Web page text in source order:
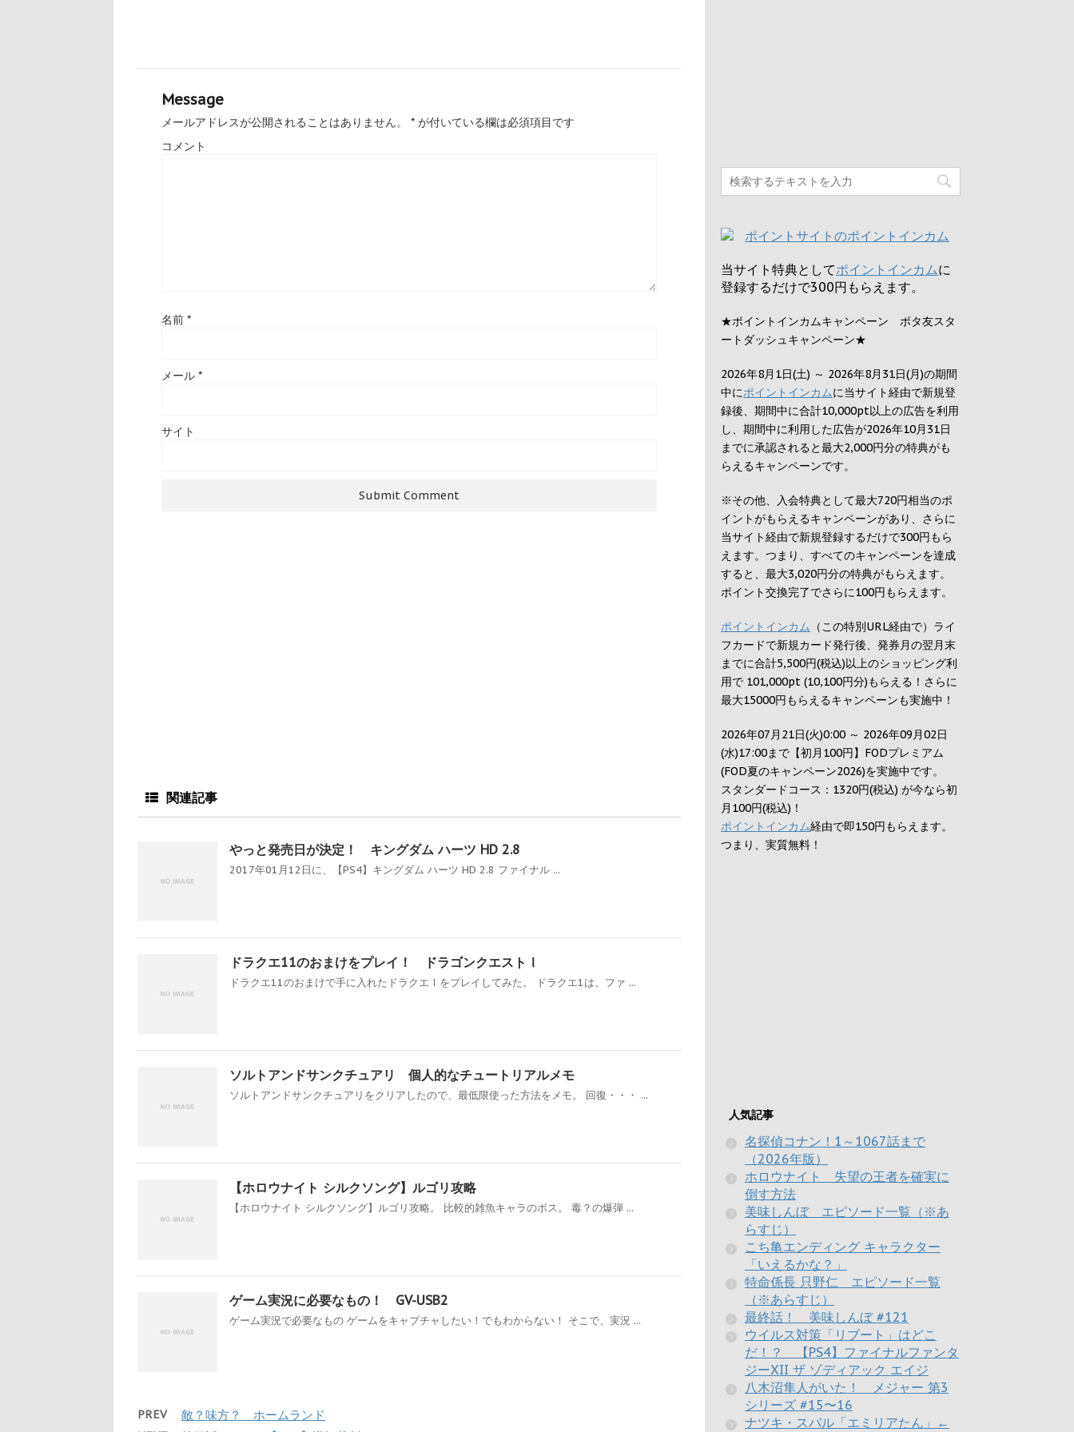
Message
メールアドレスが公開されることはありません。 * が付いている欄は必須項目です
コメント
名前 *
メール *
サイト
関連記事
やっと発売日が決定！ キングダム ハーツ HD 2.8
2017年01月12日に、【PS4】キングダム ハーツ HD 2.8 ファイナル ...
ドラクエ11のおまけをプレイ！ ドラゴンクエストⅠ
ドラクエ11のおまけで手に入れたドラクエⅠをプレイしてみた。 ドラクエ1は、ファ ...
ソルトアンドサンクチュアリ 個人的なチュートリアルメモ
ソルトアンドサンクチュアリをクリアしたので、最低限使った方法をメモ。 回復・・・ ...
【ホロウナイト シルクソング】ルゴリ攻略
【ホロウナイト シルクソング】ルゴリ攻略。 比較的雑魚キャラのボス。 毒？の爆弾 ...
ゲーム実況に必要なもの！ GV-USB2
ゲーム実況で必要なもの ゲームをキャプチャしたい！でもわからない！ そこで、実況 ...
PREV 敵？味方？ ホームランド
当サイト特典としてポイントインカムに
登録するだけで300円 もらえます。
★ポイントインカムキャンペーン ポタ友スタ
ートダッシュキャンペーン★
2026年8月1日(土) ～ 2026年8月31日(月)の期間
中にポイントインカムに当サイト経由で新規登
録後、期間中に合計10,000pt以上の広告を利用
し、期間中に利用した広告が2026年10月31日
までに承認されると最大2,000円分の特典がも
らえるキャンペーンです。
※その他、入会特典として最大720円相当のポ
イントがもらえるキャンペーンがあり、さらに
当サイト経由で新規登録するだけで300円もら
えます。つまり、すべてのキャンペーンを達成
すると、最大3,020円分の特典がもらえます。
ポイント交換完了でさらに100円もらえます。
ポイントインカム （この特別URL経由で）ライ
フカードで新規カード発行後、発券月の翌月末
までに合計5,500円(税込)以上のショッピング利
用で 101,000pt (10,100円分)もらえる！さらに
最大15000円もらえるキャンペーンも実施中！
2026年07月21日(火)0:00 ～ 2026年09月02日
(水)17:00まで【初月100円】FODプレミアム
(FOD夏のキャンペーン2026)を実施中です。
スタンダードコース：1320円(税込) が今なら初
月100円(税込)！
ポイントインカム経由で即150円もらえます。
つまり、実質無料！
人気記事
名探偵コナン！1～1067話まで
（2026年版）
ホロウナイト 失望の王者を確実に
倒す方法
美味しんぼ エピソード一覧（※あ
らすじ）
こち亀エンディング キャラクター
「いえるかな？」
特命係長 只野仁 エピソード一覧
（※あらすじ）
最終話！ 美味しんぼ #121
ウイルス対策「リブート」はどこ
だ！？ 【PS4】ファイナルファンタ
ジーXII ザ ゾディアック エイジ
八木沼隼人がいた！ メジャー 第3
シリーズ #15〜16
ナツキ・スバル「エミリアたん」←